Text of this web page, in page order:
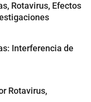
Rotavirus, Efectos
Interferencia de
Rotavirus,